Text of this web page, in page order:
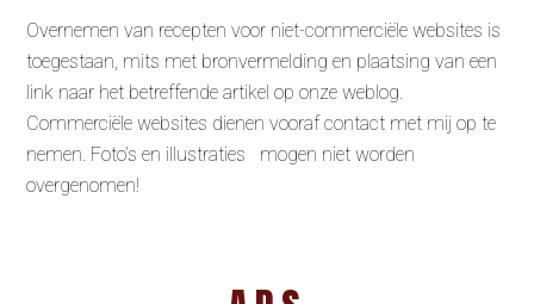
Overnemen van recepten voor niet-commerciële websites is
toegestaan, mits met bronvermelding en plaatsing van een
link naar het betreffende artikel op onze weblog.
Commerciële websites dienen vooraf contact met mij op te
nemen. Foto’s en illustraties mogen niet worden
overgenomen!